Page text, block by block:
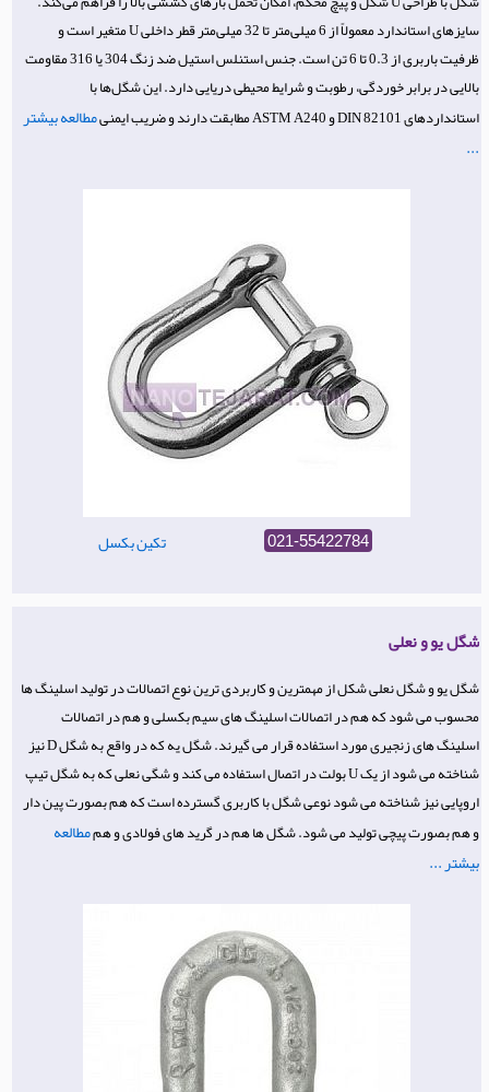
سایزهای استاندارد معمولاً از 6 میلی‌متر تا 32 میلی‌متر قطر داخلی U متغیر است و
ظرفیت باربری از 0.3 تا 6 تن است. جنس استنلس استیل ضد زنگ 304 یا 316 مقاومت
بالایی در برابر خوردگی، رطوبت و شرایط محیطی دریایی دارد. این شگل‌ها با
استانداردهای DIN 82101 و ASTM A240 مطابقت دارند و ضریب ایمنی
مطالعه بیشتر
...
تکین بکسل 021-55422784
شگل یو و نعلی
شگل یو و شگل نعلی شکل از مهمترین و کاربردی ترین نوع اتصالات در تولید اسلینگ ها
محسوب می شود که هم در اتصالات اسلینگ های سیم بکسلی و هم در اتصالات
اسلینگ های زنجیری مورد استفاده قرار می گیرند. شگل یه که در واقع به شگل D نیز
شناخته می شود از یک U بولت در اتصال استفاده می کند و شگی نعلی که به شگل تیپ
اروپایی نیز شناخته می شود نوعی شگل با کاربری گسترده است که هم بصورت پین دار
و هم بصورت پیچی تولید می شود. شگل ها هم در گرید های فولادی و هممطالعه
بیشتر ...